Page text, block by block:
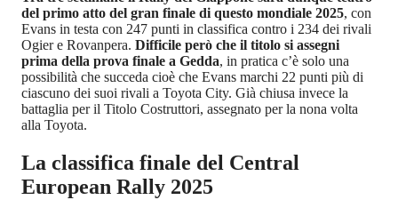
del primo atto del gran finale di questo mondiale 2025, con
Evans in testa con 247 punti in classifica contro i 234 dei rivali
Ogier e Rovanpera. Difficile però che il titolo si assegni
prima della prova finale a Gedda, in pratica c’è solo una
possibilità che succeda cioè che Evans marchi 22 punti più di
ciascuno dei suoi rivali a Toyota City. Già chiusa invece la
battaglia per il Titolo Costruttori, assegnato per la nona volta
alla Toyota.
La classifica finale del Central
European Rally 2025